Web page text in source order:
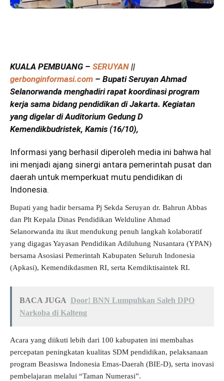
KUALA PEMBUANG – SERUYAN ||
gerbonginformasi.com – Bupati Seruyan Ahmad
Selanorwanda menghadiri rapat koordinasi program
kerja sama bidang pendidikan di Jakarta. Kegiatan
yang digelar di Auditorium Gedung D
Kemendikbudristek, Kamis (16/10),
Informasi yang berhasil diperoleh media ini bahwa hal
ini menjadi ajang sinergi antara pemerintah pusat dan
daerah untuk memperkuat mutu pendidikan di
Indonesia.
Bupati yang hadir bersama Pj Sekda Seruyan dr. Bahrun Abbas
dan Plt Kepala Dinas Pendidikan Welduline Ahmad
Selanorwanda itu ikut mendukung penuh langkah kolaboratif
yang digagas Yayasan Pendidikan Adiluhung Nusantara (YPAN)
bersama Asosiasi Pemerintah Kabupaten Seluruh Indonesia
(Apkasi), Kemendikdasmen RI, serta Kemdiktisaintek RI.
BACA JUGA Door! BNN Lumpuhkan Saleh DPO
Narkoba di Kalteng
Acara yang diikuti lebih dari 100 kabupaten ini membahas
percepatan peningkatan kualitas SDM pendidikan, pelaksanaan
program Beasiswa Indonesia Emas-Daerah (BIE-D), serta inovasi
pembelajaran melalui “Taman Numerasi”.